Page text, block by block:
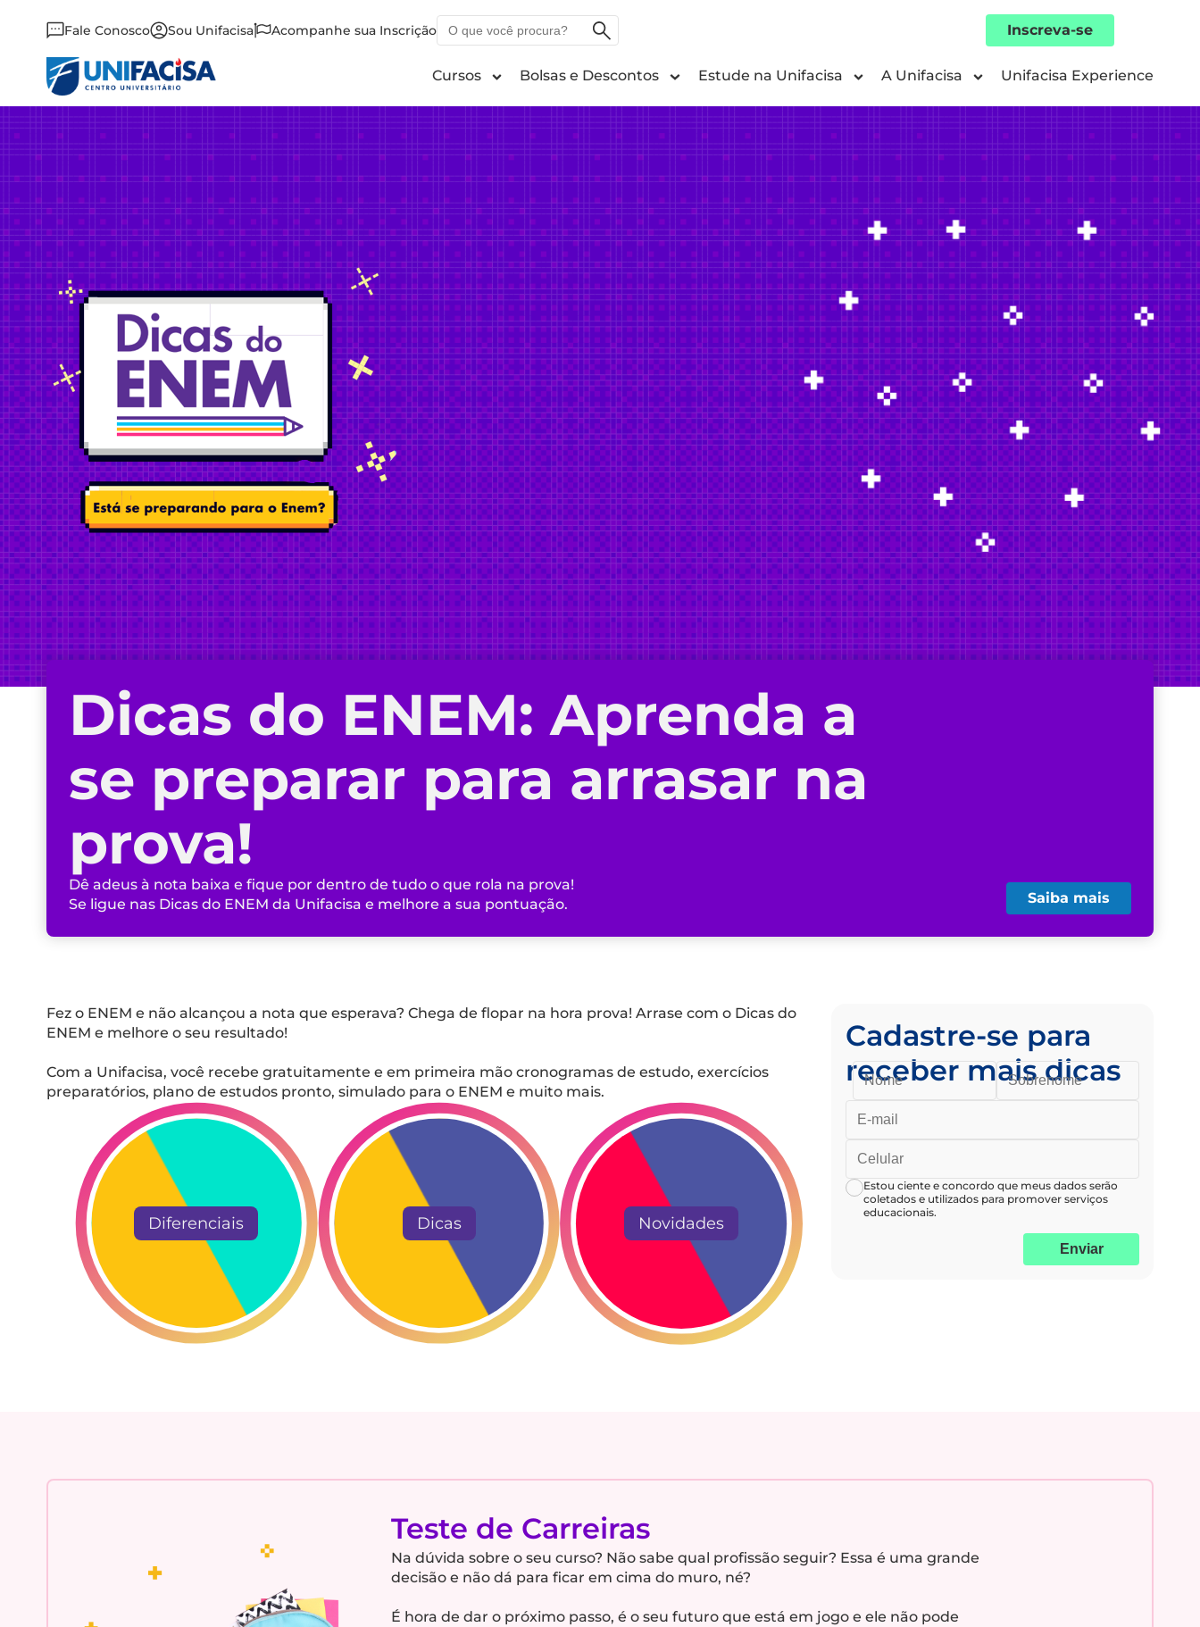
Fale Conosco Sou Unifacisa Acompanhe sua Inscrição
que
procura?
Inscreva-se
Cursos Bolsas e Descontos Estude na Unifacisa A Unifacisa Unifacisa Experience
Dicas do ENEM: Aprenda a
se preparar para arrasar na
prova!
Dê adeus à nota baixa e fique por dentro de tudo o que rola na prova!
Se ligue nas Dicas do ENEM da Unifacisa e melhore a sua pontuação.
Saiba mais
Fez o ENEM e não alcançou a nota que esperava? Chega de flopar na hora prova! Arrase com o Dicas do
ENEM e melhore o seu resultado!
Com a Unifacisa, você recebe gratuitamente e em primeira mão cronogramas de estudo, exercícios
preparatórios, plano de estudos pronto, simulado para o ENEM e muito mais.
Diferenciais Dicas Novidades
Cadastre-se para
receber mais dicas
Estou ciente e concordo que meus dados serão
coletados e utilizados para promover serviços
educacionais.
Enviar
Teste de Carreiras
Na dúvida sobre o seu curso? Não sabe qual profissão seguir? Essa é uma grande
decisão e não dá para ficar em cima do muro, né?
É hora de dar o próximo passo, é o seu futuro que está em jogo e ele não pode